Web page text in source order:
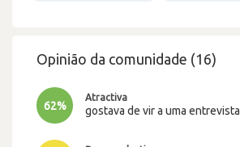
Opinião da comunidade (16)
62%
Atractiva
gostava de vir a uma entrevista